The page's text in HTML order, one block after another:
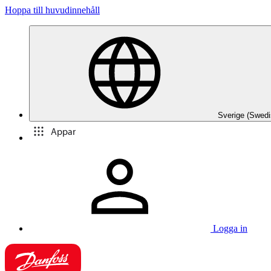
Hoppa till huvudinnehåll
Sverige
Appar
Logga in